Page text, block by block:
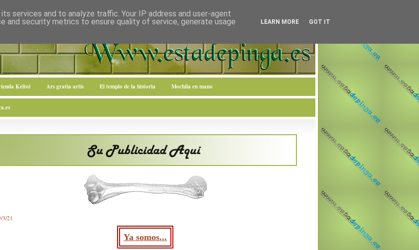
Keltoi Ars gratia artis El templo de la historia Mochila en mano
3/21
Ya somos...
services and to analyze traffic. Your IP address and user-agent
and security metrics to ensure quality of service, generate usage
LEARN MORE GOT IT